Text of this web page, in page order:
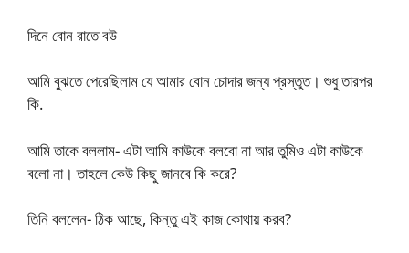
দিনে বোন রাতে বউ
আমি বুঝতে পেরেছিলাম যে আমার বোন চোদার জন্য প্রস্তুত। শুধু তারপর
কি.
আমি তাকে বললাম- এটা আমি কাউকে বলবো না আর তুমিও এটা কাউকে
বলো না। তাহলে কেউ কিছু জানবে কি করে?
তিনি বললেন- ঠিক আছে, কিন্তু এই কাজ কোথায় করব?